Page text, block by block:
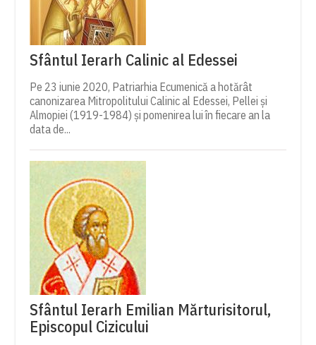
Sfântul Ierarh Calinic al Edessei
Pe 23 iunie 2020, Patriarhia Ecumenică a hotărât
canonizarea Mitropolitului Calinic al Edessei, Pellei și
Almopiei (1919-1984) și pomenirea lui în fiecare an la
data de...
Sfântul Ierarh Emilian Mărturisitorul,
Episcopul Cizicului